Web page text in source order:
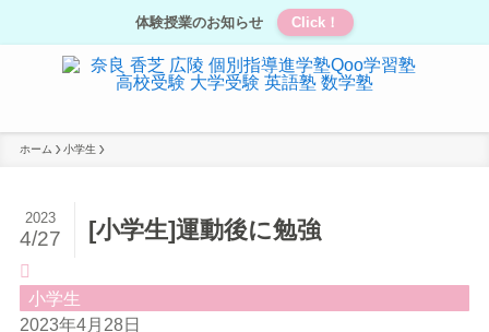
体験授業のお知らせ Click！
ホーム 小学生
[小学生]運動後に勉強
2023
4/27
小学生
2023年4月28日